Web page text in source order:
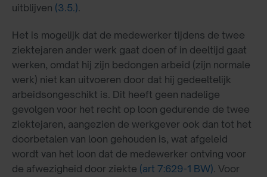
uitblijven (3.5.).
Het is mogelijk dat de medewerker tijdens de twee
ziektejaren ander werk gaat doen of in deeltijd gaat
werken, omdat hij zijn bedongen arbeid (zijn normale
werk) niet kan uitvoeren door dat hij gedeeltelijk
arbeidsongeschikt is. Dit heeft geen nadelige
gevolgen voor het recht op loon gedurende de twee
ziektejaren, aangezien de werkgever ook dan tot het
doorbetalen van loon gehouden is, wat afgeleid
wordt van het loon dat de medewerker ontving voor
de afwezigheid door ziekte (art 7:629-1 BW). Voor